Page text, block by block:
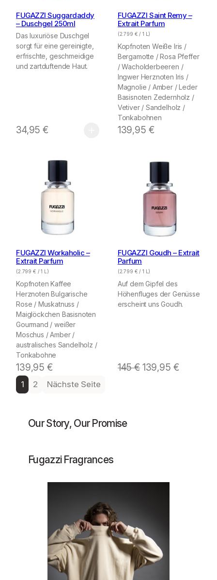
FUGAZZI Suggardaddy
– Duschgel 250ml
Das luxuriöse Duschgel
sorgt für eine gereinigte,
erfrischte, geschmeidige
und zartduftende Haut.
34,95€
FUGAZZI Saint Remy –
Extrait Parfum
(2.799 € / 1 L)
Kopfnoten Weiße Iris /
Bergamotte / Rosa Pfeffer
/ Wacholderbeeren /
Ingwer Herznoten Iris /
Magnolie / Amber / Leder
Basisnoten Zedernholz /
Vetiver / Sandelholz /
Tonkabohnen
139,95 €
FUGAZZI Workaholic –
Extrait Parfum
(2.799 € / 1 L)
Kopfnoten Kaffee
Herznoten Bulgarische
Rose / Muskatnuss /
Maiglöckchen Basisnoten
Gourmand / weißer
Moschus / Amber /
australisches Sandelholz /
Tonkabohne
139,95 €
FUGAZZI Goudh – Extrait
Parfum
(2.799 € / 1 L)
Auf dem Gipfel des
Höhenfluges der Genüsse
erscheint uns Goudh.
145€ 139,95 €
1 2 Nächste Seite
Our Story, Our Promise
Fugazzi Fragrances